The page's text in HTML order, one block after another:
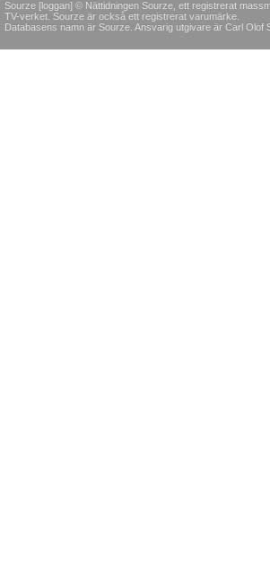
Sourze [loggan] © Nättidningen Sourze, ett registrerat
TV-verket. Sourze är också ett registrerat varumärke.
Databasens namn är Sourze. Ansvarig utgivare är Carl Olof